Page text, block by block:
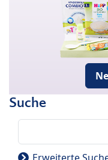
Suche